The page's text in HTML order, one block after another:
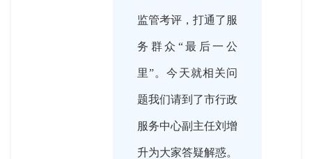
监管考评，打通了服
务群众“最后一公
里”。今天就相关问
题我们请到了市行政
服务中心副主任刘增
升为大家答疑解惑。